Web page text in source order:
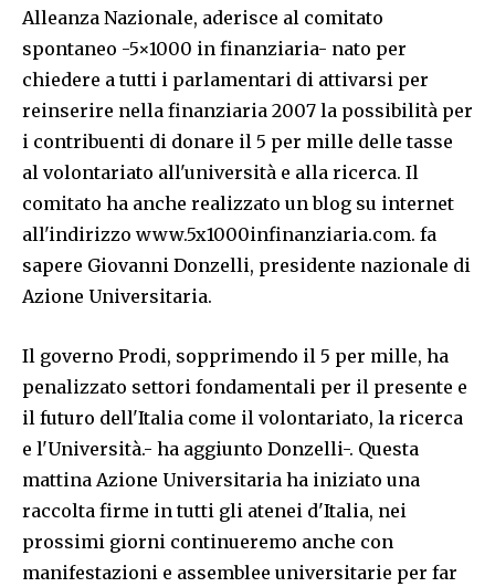
Alleanza Nazionale, aderisce al comitato
spontaneo -5×1000 in finanziaria- nato per
chiedere a tutti i parlamentari di attivarsi per
reinserire nella finanziaria 2007 la possibilità per
i contribuenti di donare il 5 per mille delle tasse
al volontariato all'università e alla ricerca. Il
comitato ha anche realizzato un blog su internet
all'indirizzo www.5x1000infinanziaria.com. fa
sapere Giovanni Donzelli, presidente nazionale di
Azione Universitaria.
Il governo Prodi, sopprimendo il 5 per mille, ha
penalizzato settori fondamentali per il presente e
il futuro dell'Italia come il volontariato, la ricerca
e l'Università.- ha aggiunto Donzelli-. Questa
mattina Azione Universitaria ha iniziato una
raccolta firme in tutti gli atenei d'Italia, nei
prossimi giorni continueremo anche con
manifestazioni e assemblee universitarie per far